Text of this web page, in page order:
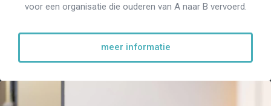
voor een organisatie die ouderen van A naar B vervoerd.
meer informatie